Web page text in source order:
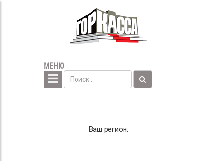
МЕНЮ
Ваш регион: